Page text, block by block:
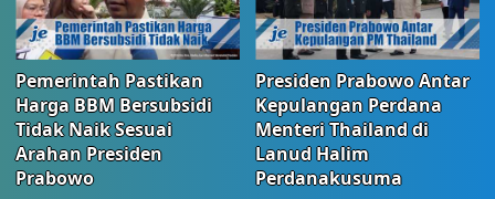
Pemerintah Pastikan
Harga BBM Bersubsidi
Tidak Naik Sesuai
Arahan Presiden
Prabowo
Presiden Prabowo Antar
Kepulangan Perdana
Menteri Thailand di
Lanud Halim
Perdanakusuma